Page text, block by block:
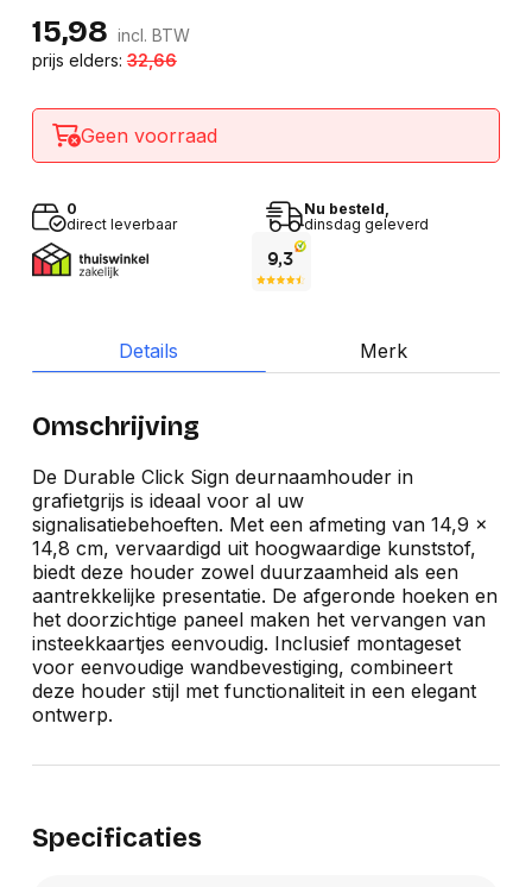
15,98 incl. BTW
prijs elders:32,66
Geen voorraad
0
direct leverbaar
Nu besteld,
dinsdag geleverd
Details Merk
Omschrijving
De Durable Click Sign deurnaamhouder in
grafietgrijs is ideaal voor al uw
signalisatiebehoeften. Met een afmeting van 14,9 x
14,8 cm, vervaardigd uit hoogwaardige kunststof,
biedt deze houder zowel duurzaamheid als een
aantrekkelijke presentatie. De afgeronde hoeken en
het doorzichtige paneel maken het vervangen van
insteekkaartjes eenvoudig. Inclusief montageset
voor eenvoudige wandbevestiging, combineert
deze houder stijl met functionaliteit in een elegant
ontwerp.
Specificaties